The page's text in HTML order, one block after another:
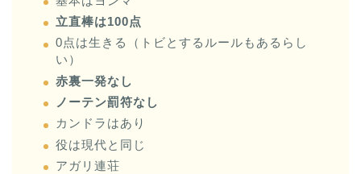
立直棒は100点
0点は生きる（トビとするルールもあるらし
い）
赤裏一発なし
ノーテン罰符なし
カンドラはあり
役は現代と同じ
アガリ連荘